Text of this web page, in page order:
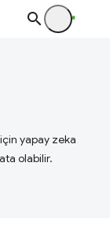
yapay zeka
olabilir.